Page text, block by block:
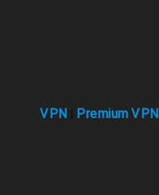
VPN Premium VPN